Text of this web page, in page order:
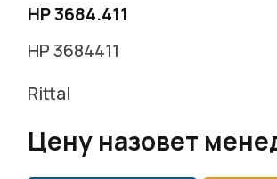
HP 3684.411
HP 3684411
Rittal
Цену назовет